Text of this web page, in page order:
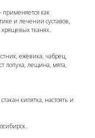
как
и лечении суставов,
тканях.
ежевика, чабрец,
лопуха, лещина, мята,
кипятка, настоять и